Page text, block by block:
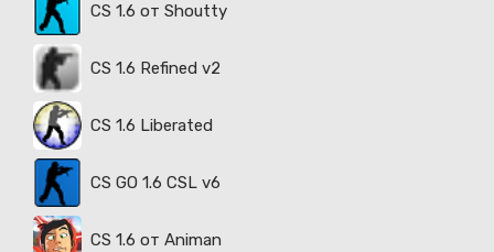
CS 1.6 от Shoutty
CS 1.6 Refined v2
CS 1.6 Liberated
CS GO 1.6 CSL v6
CS 1.6 от Animan